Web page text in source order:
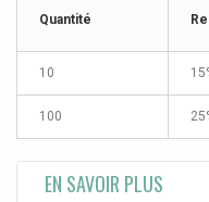
Quantité
10
100
EN SAVOIR PLUS